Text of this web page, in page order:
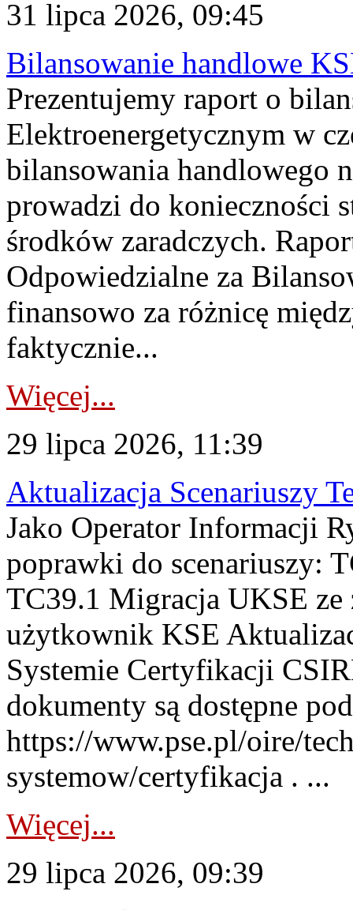
31 lipca 2026, 09:45
Bilansowanie handlowe
Prezentujemy raport o
Elektroenergetycznym w
bilansowania handlowego
prowadzi do konieczności
środków zaradczych.
Odpowiedzialne za
finansowo za różnicę
faktycznie...
Więcej...
29 lipca 2026, 11:39
Aktualizacja Scenariuszy
Jako Operator Informacji
poprawki do scenariuszy:
TC39.1 Migracja UKSE
użytkownik KSE
Systemie Certyfikacji
dokumenty są dostępne
https://www.pse.pl/oire/
systemow/certyfikacja . ...
Więcej...
29 lipca 2026, 09:39